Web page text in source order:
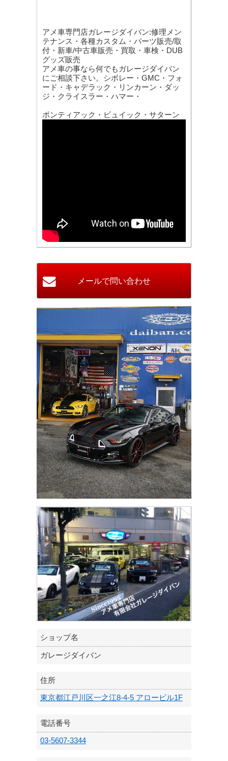
アメ車専門店ガレージダイバン:修理メン
テナンス・各種カスタム・パーツ販売/取
付・新車/中古車販売・買取・車検・DUB
グッズ販売
アメ車の事なら何でもガレージダイバン
にご相談下さい。シボレー・GMC・フォ
ード・キャデラック・リンカーン・ダッ
ジ・クライスラー・ハマー・
ポンティアック・ビュイック・サターン
ショップ名
ガレージダイバン
住所
東京都江戸川区一之江8-4-5 アロービル1F
電話番号
03-5607-3344